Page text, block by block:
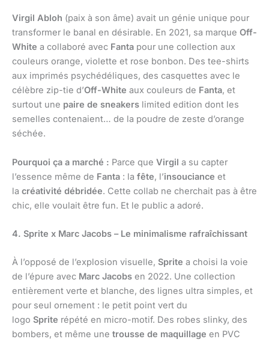
Virgil Abloh (paix à son âme) avait un génie unique pour
transformer le banal en désirable. En 2021, sa marque Off-
White a collaboré avec Fanta pour une collection aux
couleurs orange, violette et rose bonbon. Des tee-shirts
aux imprimés psychédéliques, des casquettes avec le
célèbre zip-tie d’Off-White aux couleurs de Fanta, et
surtout une paire de sneakers limited edition dont les
semelles contenaient… de la poudre de zeste d’orange
séchée.
Pourquoi ça a marché : Parce que Virgil a su capter
l’essence même de Fanta : la fête, l’insouciance et
la créativité débridée. Cette collab ne cherchait pas à être
chic, elle voulait être fun. Et le public a adoré.
4. Sprite x Marc Jacobs – Le minimalisme rafraîchissant
À l’opposé de l’explosion visuelle, Sprite a choisi la voie
de l’épure avec Marc Jacobs en 2022. Une collection
entièrement verte et blanche, des lignes ultra simples, et
pour seul ornement : le petit point vert du
logo Sprite répété en micro-motif. Des robes slinky, des
bombers, et même une trousse de maquillage en PVC